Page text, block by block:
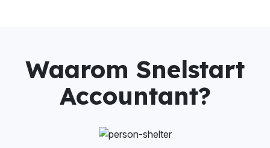
Waarom Snelstart
Accountant?